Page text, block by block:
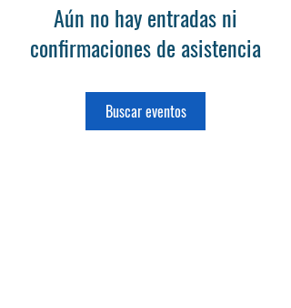
Aún no hay entradas ni
confirmaciones de asistencia
Buscar eventos